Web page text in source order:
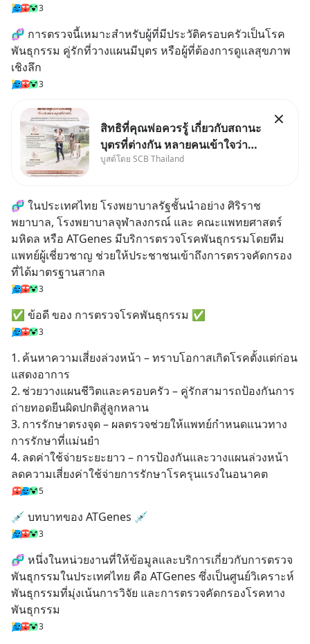
3
🧬 การตรวจนี้เหมาะสำหรับผู้ที่มีประวัติครอบครัวเป็นโรค
พันธุกรรม คู่รักที่วางแผนมีบุตร หรือผู้ที่ต้องการดูแลสุขภาพ
เชิงลึก
3
สิทธิที่คุณพ่อควรรู้ เกี่ยวกับสถานะ
บุตรที่ต่างกัน หลายคนเข้าใจว่า
"เมื่อเป็นลูกของพ่อและแม่ ก็ย่อม
สองฝ่าย" แต่ในความเป็นจริง
กฎหมายไทยไม่ได้กำหนดไว้แบบ
นั้น
บูสต์โดย SCB Thailand
🧬 ในประเทศไทย โรงพยาบาลรัฐชั้นนำอย่าง ศิริราช
พยาบาล, โรงพยาบาลจุฬาลงกรณ์ และ คณะแพทยศาสตร์
มหิดล หรือ ATGenes มีบริการตรวจโรคพันธุกรรมโดยทีม
แพทย์ผู้เชี่ยวชาญ ช่วยให้ประชาชนเข้าถึงการตรวจคัดกรอง
ที่ได้มาตรฐานสากล
3
✅ ข้อดี ของ การตรวจโรคพันธุกรรม ✅
3
1.	ค้นหาความเสี่ยงล่วงหน้า – ทราบโอกาสเกิดโรคตั้งแต่ก่อน
แสดงอาการ
2.	ช่วยวางแผนชีวิตและครอบครัว – คู่รักสามารถป้องกันการ
ถ่ายทอดยีนผิดปกติสู่ลูกหลาน
3.	การรักษาตรงจุด – ผลตรวจช่วยให้แพทย์กำหนดแนวทาง
การรักษาที่แม่นยำ
4.	ลดค่าใช้จ่ายระยะยาว – การป้องกันและวางแผนล่วงหน้า
ลดความเสี่ยงค่าใช้จ่ายการรักษาโรครุนแรงในอนาคต
5
💉 บทบาทของ ATGenes 💉
3
🧬 หนึ่งในหน่วยงานที่ให้ข้อมูลและบริการเกี่ยวกับการตรวจ
พันธุกรรมในประเทศไทย คือ ATGenes ซึ่งเป็นศูนย์วิเคราะห์
พันธุกรรมที่มุ่งเน้นการวิจัย และการตรวจคัดกรองโรคทาง
พันธุกรรม
3